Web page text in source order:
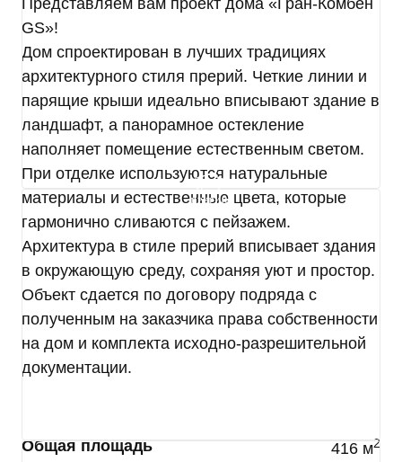
Представляем вам проект дома «Гран-Комбен
GS»!
Дом спроектирован в лучших традициях
архитектурного стиля прерий. Четкие линии и
парящие крыши идеально вписывают здание в
ландшафт, а панорамное остекление
наполняет помещение естественным светом.
При отделке используются натуральные
материалы и естественные цвета, которые
гармонично сливаются с пейзажем.
Архитектура в стиле прерий вписывает здания
в окружающую среду, сохраняя уют и простор.
Объект сдается по договору подряда с
полученным на заказчика права собственности
на дом и комплекта исходно-разрешительной
документации.
Общая площадь 416 м2
общее описание используемых Оператором
Федерального закона от 27.07.2006 г. № 152-ФЗ
«О персональных данных». В ходе обработки с
персональными данными будут совершены
следующие действия: сбор; запись;
систематизация; накопление; хранение;
уточнение (обновление, изменение);
использование; обезличивание; удаление;
уничтожение.
Согласие дается, в том числе на возможные
информационные (рекламные) оповещения (в т.
ч. осуществления информационных рассылок,
рассылок о маркетинговых мероприятиях,
специальных предложениях и акциях
посредством SMS и e-mail).
Передача персональных данных третьим лицам
осуществляется на основании законодательства
Российской Федерации, договора с участием